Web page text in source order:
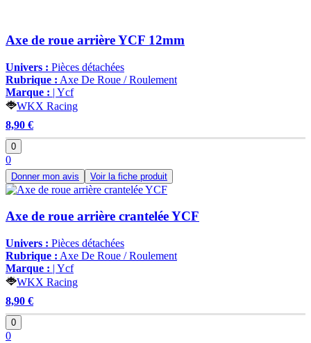
Axe de roue arrière YCF 12mm
Univers : Pièces détachées
Rubrique : Axe De Roue / Roulement
Marque : | Ycf
WKX Racing
8,90 €
0
0
Donner mon avis Voir la fiche produit
Axe de roue arrière crantelée YCF
Univers : Pièces détachées
Rubrique : Axe De Roue / Roulement
Marque : | Ycf
WKX Racing
8,90 €
0
0